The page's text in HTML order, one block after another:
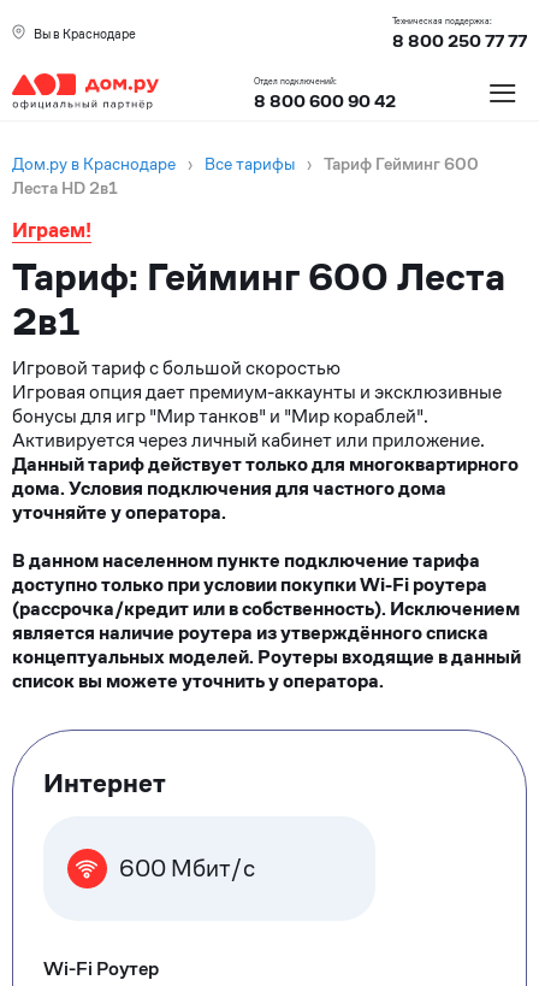
Вы в Краснодаре
Техническая поддержка:
8 800 250 77 77
Отдел подключений:
8 800 600 90 42 ≡
Дом.ру в Краснодаре › Все тарифы › Тариф Гейминг 600
Леста HD 2в1
Играем!
Тариф: Гейминг 600 Леста
2в1
Игровой тариф с большой скоростью
Игровая опция дает премиум-аккаунты и эксклюзивные
бонусы для игр "Мир танков" и "Мир кораблей".
Активируется через личный кабинет или приложение.
Данный тариф действует только для многоквартирного
дома. Условия подключения для частного дома
уточняйте у оператора.
В данном населенном пункте подключение тарифа
доступно только при условии покупки Wi-Fi роутера
(рассрочка/кредит или в собственность). Исключением
является наличие роутера из утверждённого списка
концептуальных моделей. Роутеры входящие в данный
список вы можете уточнить у оператора.
Тарифные
опции
Интернет
600 Мбит/с
Wi-Fi Роутер